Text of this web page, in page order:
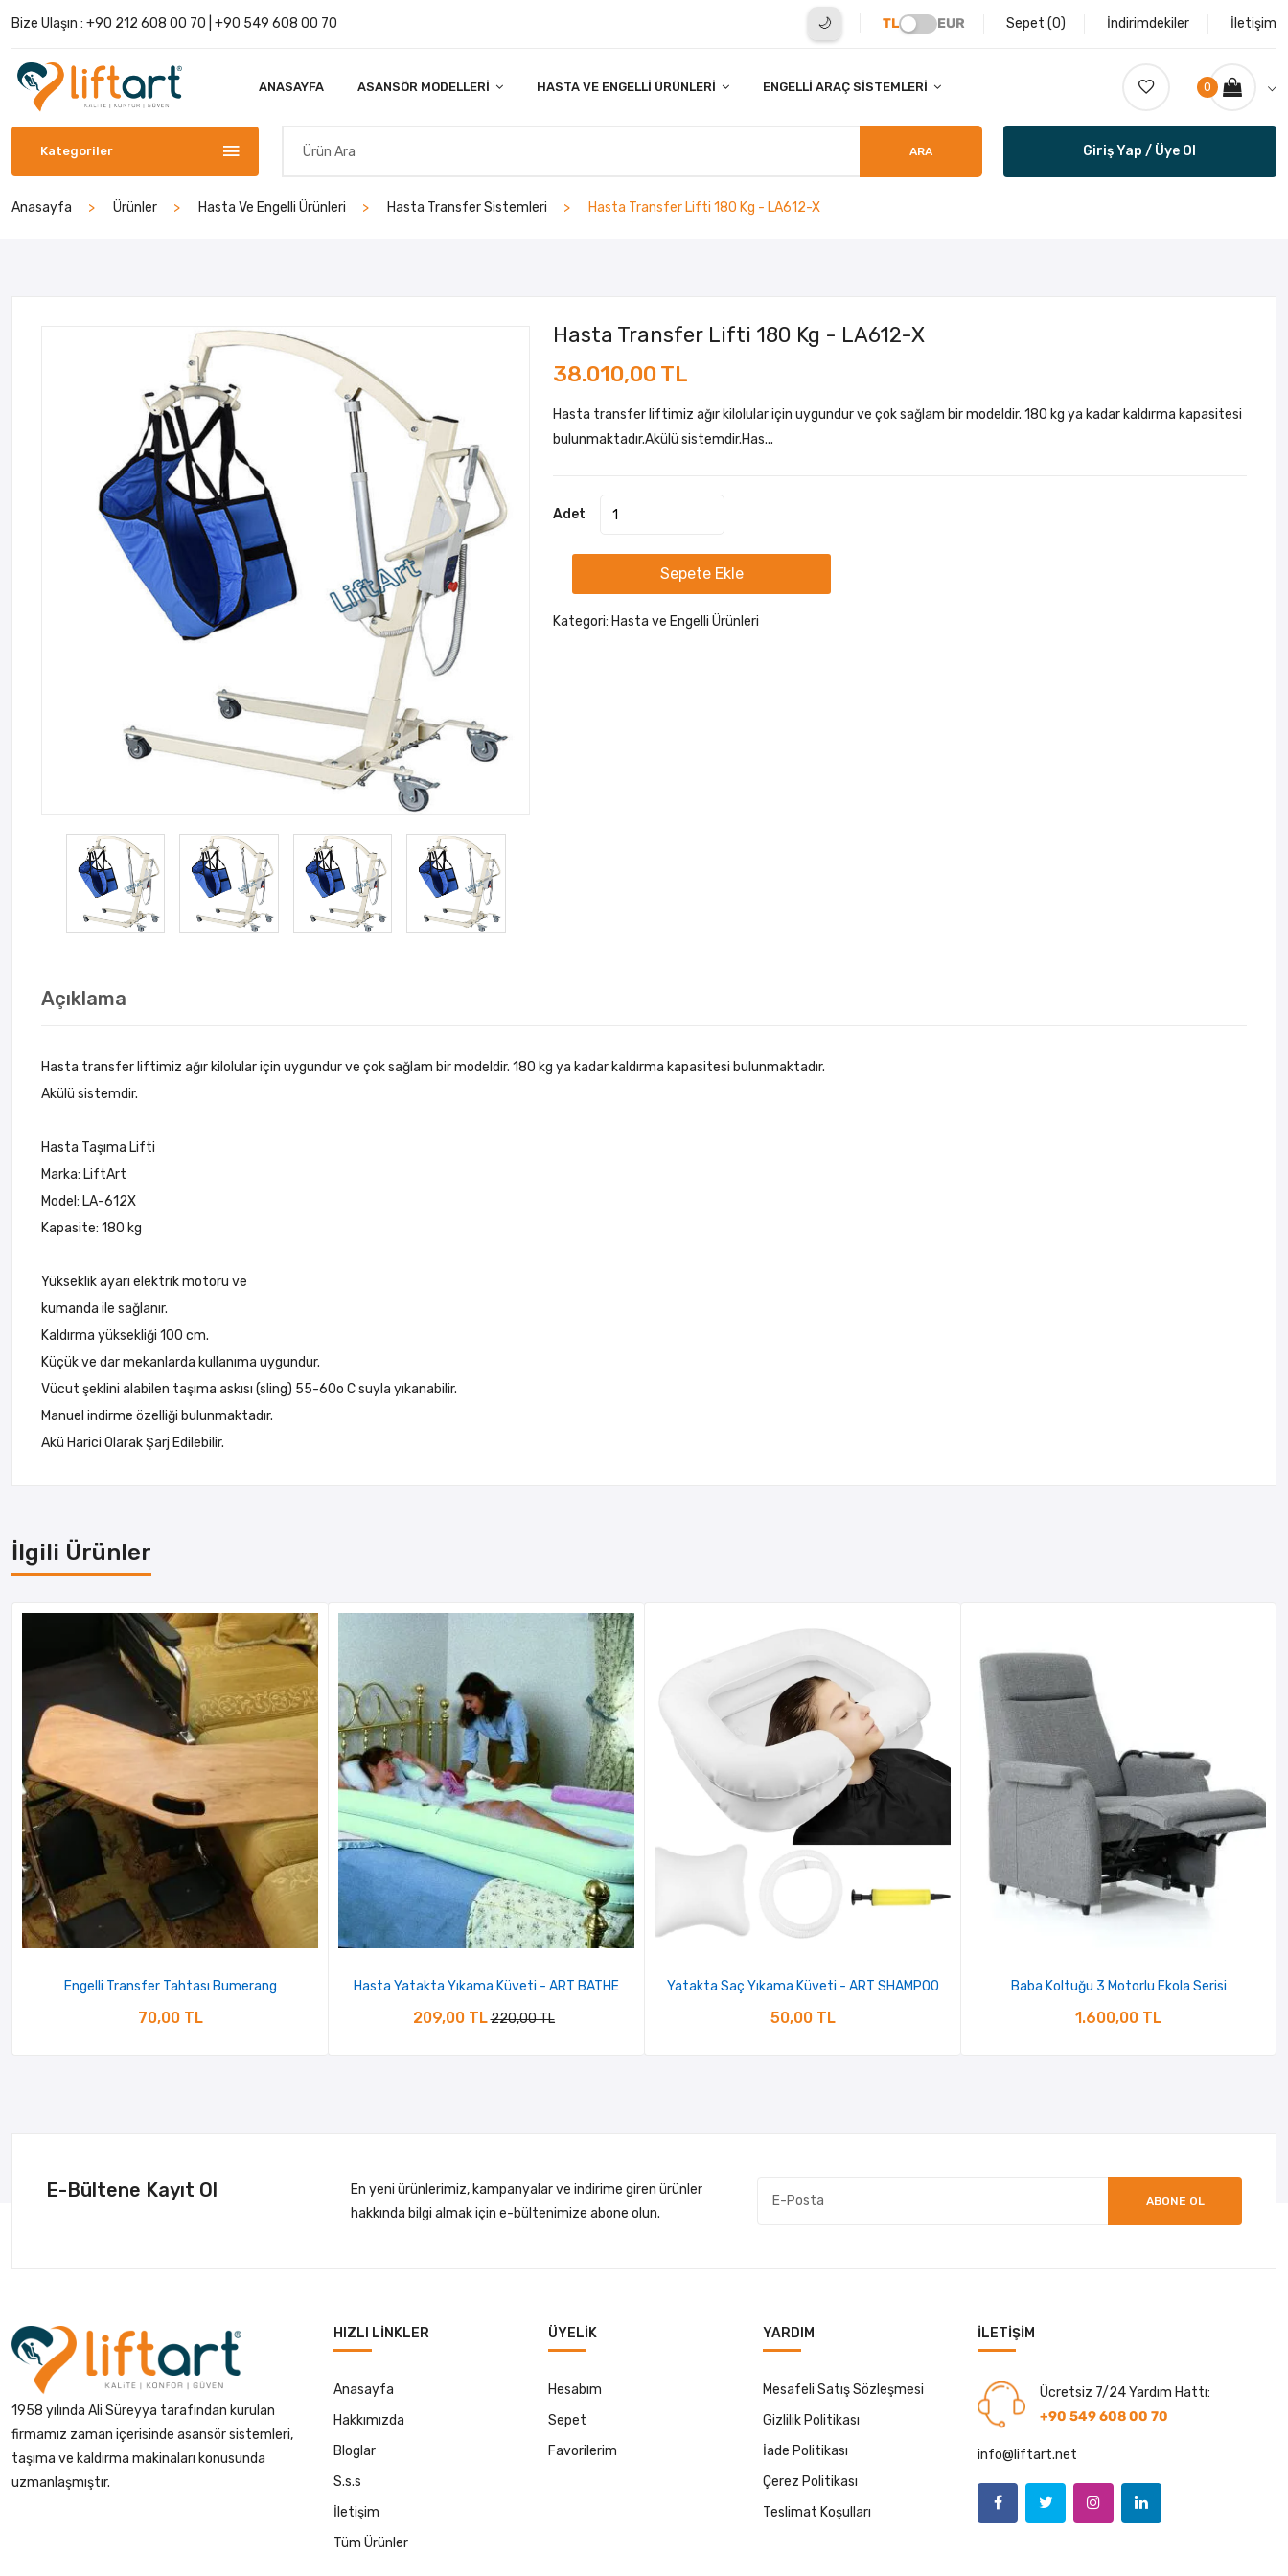
Bize Ulaşın : +90 212 608 00 70 +90 549 608 00 70 🌙 TL EUR Sepet (0) İndirimdekiler İletişim
ANASAYFA ASANSÖR MODELLERI HASTA VE ENGELLI ÜRÜNLERI ENGELLI ARAÇ SISTEMLERI 0
Kategoriler ARA Giriş Yap / Üye Ol
Anasayfa Ürünler Hasta Ve Engelli Ürünleri Hasta Transfer Sistemleri Hasta Transfer Lifti 180 Kg - LA612-X
Hasta Transfer Lifti 180 Kg - LA612-X
38.010,00 TL
Hasta transfer liftimiz ağır kilolular için uygundur ve çok sağlam bir modeldir. 180 kg ya kadar kaldırma kapasitesi
bulunmaktadır.Akülü sistemdir.Has...
Adet
Sepete Ekle
Kategori: Hasta ve Engelli Ürünleri
Açıklama
Hasta transfer liftimiz ağır kilolular için uygundur ve çok sağlam bir modeldir. 180 kg ya kadar kaldırma kapasitesi bulunmaktadır.
Akülü sistemdir.
Hasta Taşıma Lifti
Marka: LiftArt
Model: LA-612X
Kapasite: 180 kg
Yükseklik ayarı elektrik motoru ve
kumanda ile sağlanır.
Kaldırma yüksekliği 100 cm.
Küçük ve dar mekanlarda kullanıma uygundur.
Vücut şeklini alabilen taşıma askısı (sling) 55-60o C suyla yıkanabilir.
Manuel indirme özelliği bulunmaktadır.
Akü Harici Olarak Şarj Edilebilir.
İlgili Ürünler
Engelli Transfer Tahtası Bumerang
70,00 TL
Hasta Yatakta Yıkama Küveti - ART BATHE
209,00 TL220,00 TL
Yatakta Saç Yıkama Küveti - ART SHAMPOO
50,00 TL
Baba Koltuğu 3 Motorlu Ekola Serisi
1.600,00 TL
E-Bültene Kayıt Ol
En yeni ürünlerimiz, kampanyalar ve indirime giren ürünler
hakkında bilgi almak için e-bültenimize abone olun.
ABONE OL
1958 yılında Ali Süreyya tarafından kurulan
firmamız zaman içerisinde asansör sistemleri,
taşıma ve kaldırma makinaları konusunda
uzmanlaşmıştır.
HIZLI LINKLER
Anasayfa
Hakkımızda
Bloglar
S.s.s
İletişim
Tüm Ürünler
ÜYELIK
Hesabım
Sepet
Favorilerim
YARDIM
Mesafeli Satış Sözleşmesi
Gizlilik Politikası
İade Politikası
Çerez Politikası
Teslimat Koşulları
İLETIŞIM
Ücretsiz 7/24 Yardım Hattı:
+90 549 608 00 70
info@liftart.net